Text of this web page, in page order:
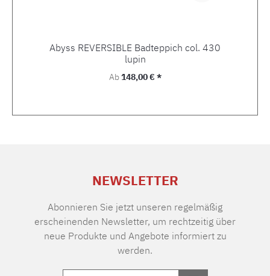
Abyss REVERSIBLE Badteppich col. 430
lupin
Regulärer Preis:
Ab148,00 € *
NEWSLETTER
Abonnieren Sie jetzt unseren regelmäßig
erscheinenden Newsletter, um rechtzeitig über
neue Produkte und Angebote informiert zu
werden.